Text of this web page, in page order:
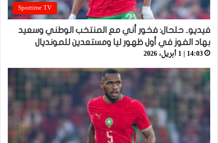
Sportime TV
فيديو.. حلحال: فخور أني مع المنتخب الوطني وسعيد
بهاد الفوز في أول ظهور ليا ومستعدين للمونديال
14:03 | 1 أبريل، 2026